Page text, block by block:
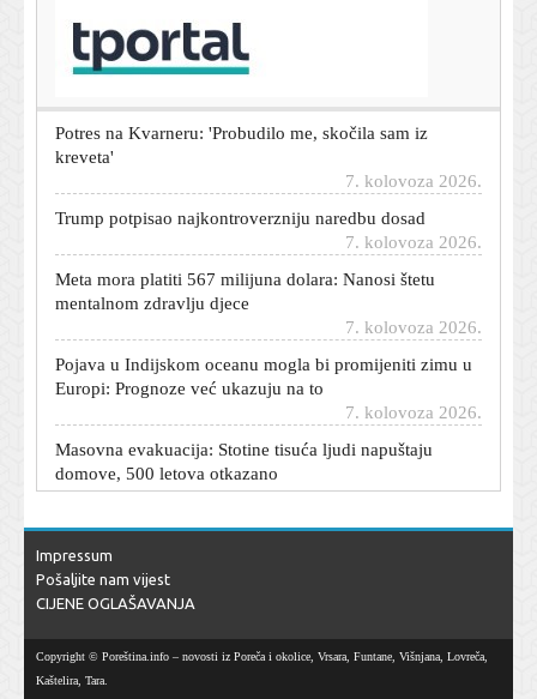
Bivši meksički guverner uhićen zbog umiješanosti u
nestanak 43 studenata
Potres na Kvarneru: 'Probudilo me, skočila sam iz
kreveta'
Trump potpisao najkontroverzniju naredbu dosad
7. kolovoza 2026.
Meta mora platiti 567 milijuna dolara: Nanosi štetu
mentalnom zdravlju djece
Pojava u Indijskom oceanu mogla bi promijeniti zimu u
Europi: Prognoze već ukazuju na to
Masovna evakuacija: Stotine tisuća ljudi napuštaju
domove, 500 letova otkazano
sa Španjolskom
U Glini otvoren Trg hrvatske himne
Novi sukob u SAD-u: Rand Paul prijavljuje Anthonyja
Faucija zbog nepoštovanja Kongresa
Impressum
Pošaljite nam vijest
CIJENE OGLAŠAVANJA
Copyright © Poreština.info – novosti iz Poreča i okolice, Vrsara, Funtane, Višnjana, Lovreča,
Kaštelira, Tara.